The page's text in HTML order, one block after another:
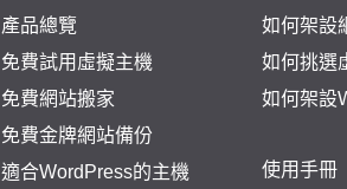
產品總覽
免費試用虛擬主機
免費網站搬家
免費金牌網站備份
適合WordPress的主機
如何架設
如何挑選
如何架設
使用手冊